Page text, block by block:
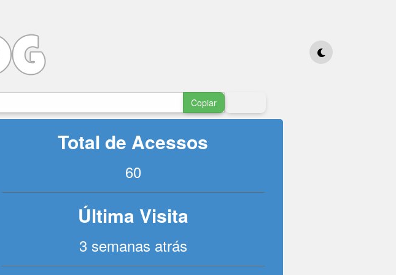
Copiar
Total de Acessos
60
Última Visita
3 semanas atrás